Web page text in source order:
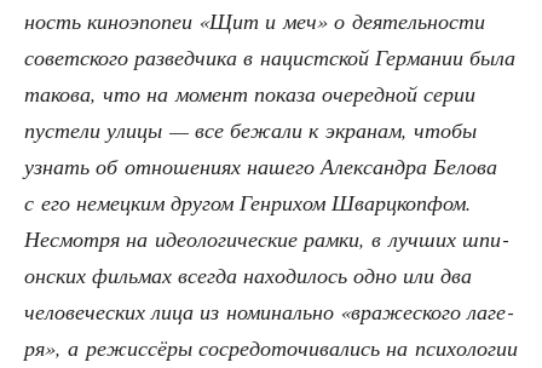
ность кино­э­по­пеи «Щит и меч» о дея­тель­но­сти
совет­ско­го раз­вед­чи­ка в нацист­ской Гер­ма­нии была
тако­ва, что на момент пока­за оче­ред­ной серии
пусте­ли ули­цы — все бежа­ли к экра­нам, что­бы
узнать об отно­ше­ни­ях наше­го Алек­сандра Бело­ва
с его немец­ким дру­гом Ген­ри­хом Шварц­коп­фом.
Несмот­ря на идео­ло­ги­че­ские рам­ки, в луч­ших шпи­
он­ских филь­мах все­гда нахо­ди­лось одно или два
чело­ве­че­ских лица из номи­наль­но «вра­же­ско­го лаге­
ря», а режис­сё­ры сосре­до­то­чи­ва­лись на пси­хо­ло­гии